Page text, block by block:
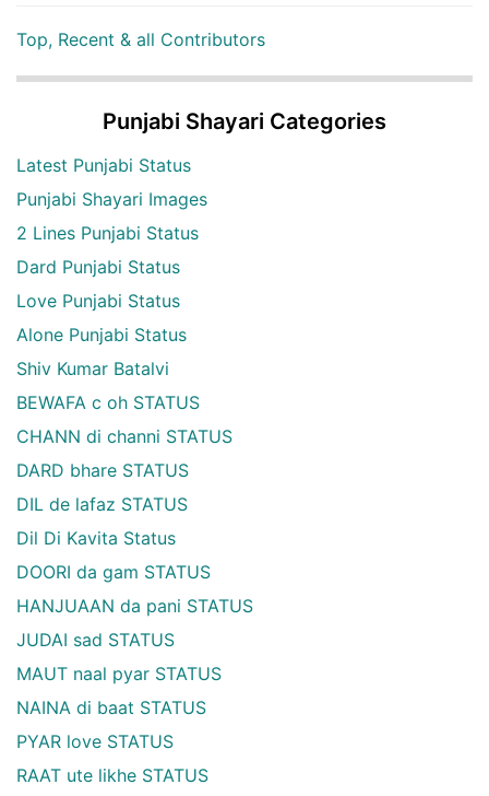
Top, Recent & all Contributors
Punjabi Shayari Categories
Latest Punjabi Status
Punjabi Shayari Images
2 Lines Punjabi Status
Dard Punjabi Status
Love Punjabi Status
Alone Punjabi Status
Shiv Kumar Batalvi
BEWAFA c oh STATUS
CHANN di channi STATUS
DARD bhare STATUS
DIL de lafaz STATUS
Dil Di Kavita Status
DOORI da gam STATUS
HANJUAAN da pani STATUS
JUDAI sad STATUS
MAUT naal pyar STATUS
NAINA di baat STATUS
PYAR love STATUS
RAAT ute likhe STATUS